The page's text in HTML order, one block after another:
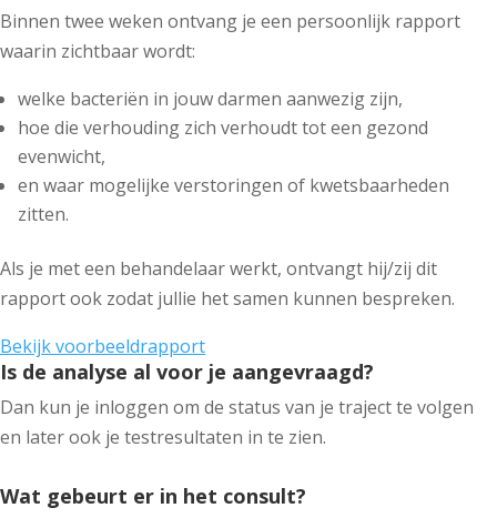
Binnen twee weken ontvang je een persoonlijk rapport
waarin zichtbaar wordt:
welke bacteriën in jouw darmen aanwezig zijn,
hoe die verhouding zich verhoudt tot een gezond
evenwicht,
en waar mogelijke verstoringen of kwetsbaarheden
zitten.
Als je met een behandelaar werkt, ontvangt hij/zij dit
rapport ook zodat jullie het samen kunnen bespreken.
Bekijk voorbeeldrapport
Is de analyse al voor je aangevraagd?
Dan kun je inloggen om de status van je traject te volgen
en later ook je testresultaten in te zien.
Wat gebeurt er in het consult?